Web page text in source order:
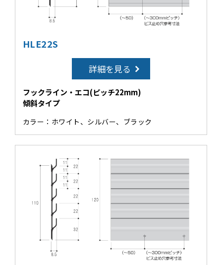
HLE22S
詳細を見る
フックライン・エコ(ピッチ22mm)
傾斜タイプ
カラー：ホワイト、シルバー、ブラック